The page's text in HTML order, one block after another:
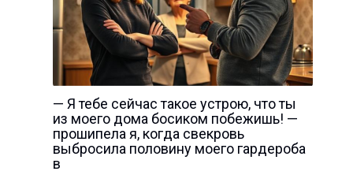
— Я тебе сейчас такое устрою, что ты
из моего дома босиком побежишь! —
прошипела я, когда свекровь
выбросила половину моего гардероба
в